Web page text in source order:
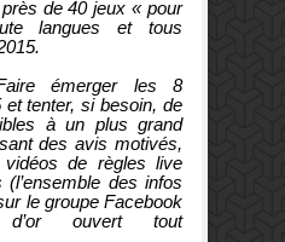
de 40 jeux « pour
langues et tous
émerger les 8
tenter, si besoin, de
à un plus grand
des avis motivés,
de règles live
des infos
le groupe Facebook
ouvert tout